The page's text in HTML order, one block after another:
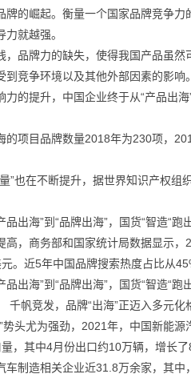
的崛起。衡量一个国家品牌竞争
就越强。
品牌力的缺失，使得我国产品虽
竞争环境以及其他外部因素的影响。
的提升，中国企业终于从“产品出
的项目品牌数量2018年为230项，
”也在不断提升，据世界知识产权组
高，商务部和国家统计局数据显示
。近5年中国品牌搜索热度占比从
千帆竞发，品牌“出海”正迈入多元化
势头尤为强劲，2021年，中国新能
，其中4月份出口约10万辆，增长
制造相关企业近31.8万余家，其